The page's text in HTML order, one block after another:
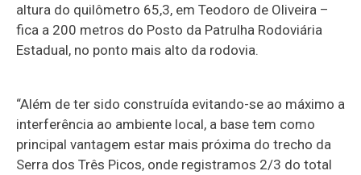
altura do quilômetro 65,3, em Teodoro de Oliveira –
fica a 200 metros do Posto da Patrulha Rodoviária
Estadual, no ponto mais alto da rodovia.
“Além de ter sido construída evitando-se ao máximo a
interferência ao ambiente local, a base tem como
principal vantagem estar mais próxima do trecho da
Serra dos Três Picos, onde registramos 2/3 do total